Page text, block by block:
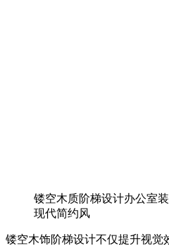
镂空木质阶梯设计办公室
现代简约风
镂空木饰阶梯设计不仅提升视觉